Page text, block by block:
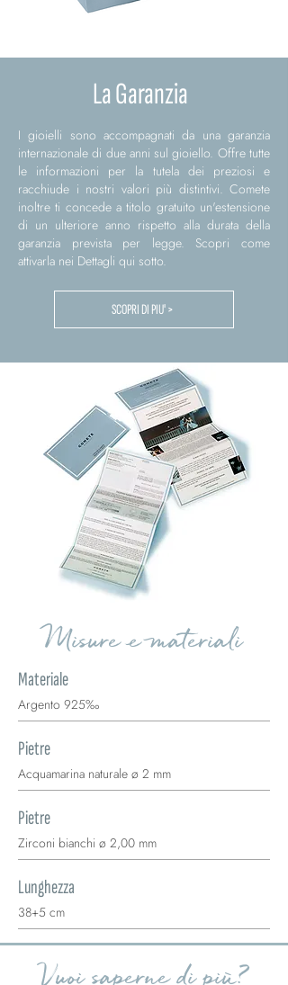
La Garanzia
I gioielli sono accompagnati da una garanzia
internazionale di due anni sul gioiello. Offre tutte
le informazioni per la tutela dei preziosi e
racchiude i nostri valori più distintivi. Comete
inoltre ti concede a titolo gratuito un'estensione
di un ulteriore anno rispetto alla durata della
garanzia prevista per legge. Scopri come
attivarla nei Dettagli qui sotto.
SCOPRI DI PIU' >
Misure e materiali
Materiale
Argento 925‰
Pietre
Acquamarina naturale ø 2 mm
Pietre
Zirconi bianchi ø 2,00 mm
Lunghezza
38+5 cm
Vuoi saperne di più?